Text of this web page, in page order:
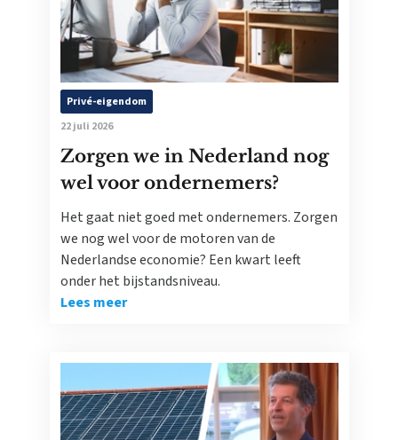
Privé-eigendom
22 juli 2026
Zorgen we in Nederland nog
wel voor ondernemers?
Het gaat niet goed met ondernemers. Zorgen
we nog wel voor de motoren van de
Nederlandse economie? Een kwart leeft
onder het bijstandsniveau.
Lees meer